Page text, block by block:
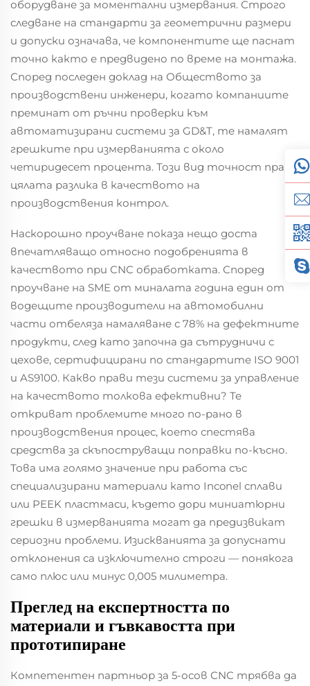
оборудване за моментални измервания. Строго
следване на стандарти за геометрични размери
и допуски означава, че компонентите ще паснат
точно както е предвидено по време на монтажа.
Според последен доклад на Обществото за
производствени инженери, когато компаниите
преминат от ръчни проверки към
автоматизирани системи за GD&T, те намалят
грешките при измерванията с около
четиридесет процента. Този вид точност прави
цялата разлика в качеството на
производствения контрол.
Наскорошно проучване показа нещо доста
впечатляващо относно подобренията в
качеството при CNC обработката. Според
проучване на SME от миналата година един от
водещите производители на автомобилни
части отбеляза намаляване с 78% на дефектните
продукти, след като започна да сътрудничи с
цехове, сертифицирани по стандартите ISO 9001
и AS9100. Какво прави тези системи за управление
на качеството толкова ефективни? Те
откриват проблемите много по-рано в
производствения процес, което спестява
средства за скъпоструващи поправки по-късно.
Това има голямо значение при работа със
специализирани материали като Inconel сплави
или PEEK пластмаси, където дори миниатюрни
грешки в измерванията могат да предизвикат
сериозни проблеми. Изискванията за допуснати
отклонения са изключително строги — понякога
само плюс или минус 0,005 милиметра.
Преглед на експертността по
материали и гъвкавостта при
прототипиране
Компетентен партньор за 5-осов CNC трябва да